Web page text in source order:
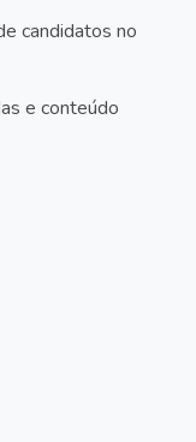
candidatos no
e conteúdo